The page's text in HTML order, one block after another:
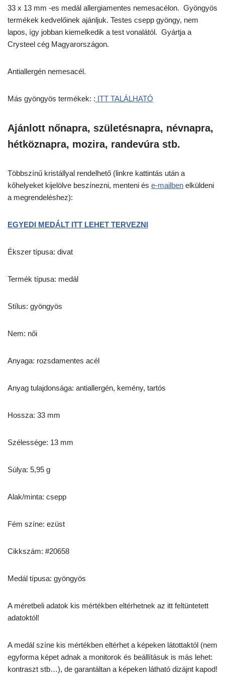
33 x 13 mm -es medál allergiamentes nemesacélon. Gyöngyös
termékek kedvelőinek ajánljuk. Testes csepp gyöngy, nem
lapos, így jobban kiemelkedik a test vonalától. Gyártja a
Crysteel cég Magyarországon.
Antiallergén nemesacél.
Más gyöngyös termékek: : ITT TALÁLHATÓ
Ajánlott nőnapra, születésnapra, névnapra,
hétköznapra, mozira, randevúra stb.
Többszínű kristállyal rendelhető (linkre kattintás után a
kőhelyeket kijelölve beszínezni, menteni és e-mailben elküldeni
a megrendeléshez):
EGYEDI MEDÁLT ITT LEHET TERVEZNI
Ékszer típusa: divat
Termék típusa: medál
Stílus: gyöngyös
Nem: női
Anyaga: rozsdamentes acél
Anyag tulajdonsága: antiallergén, kemény, tartós
Hossza: 33 mm
Szélessége: 13 mm
Súlya: 5,95 g
Alak/minta: csepp
Fém színe: ezüst
Cikkszám: #20658
Medál típusa: gyöngyös
A méretbeli adatok kis mértékben eltérhetnek az itt feltüntetett
adatoktól!
A medál színe kis mértékben eltérhet a képeken látottaktól (nem
egyforma képet adnak a monitorok és beállításuk is más lehet:
kontraszt stb…), de garantáltan a képeken látható dizájnt kapod!